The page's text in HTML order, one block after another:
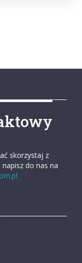
skorzystaj z
napisz do nas na